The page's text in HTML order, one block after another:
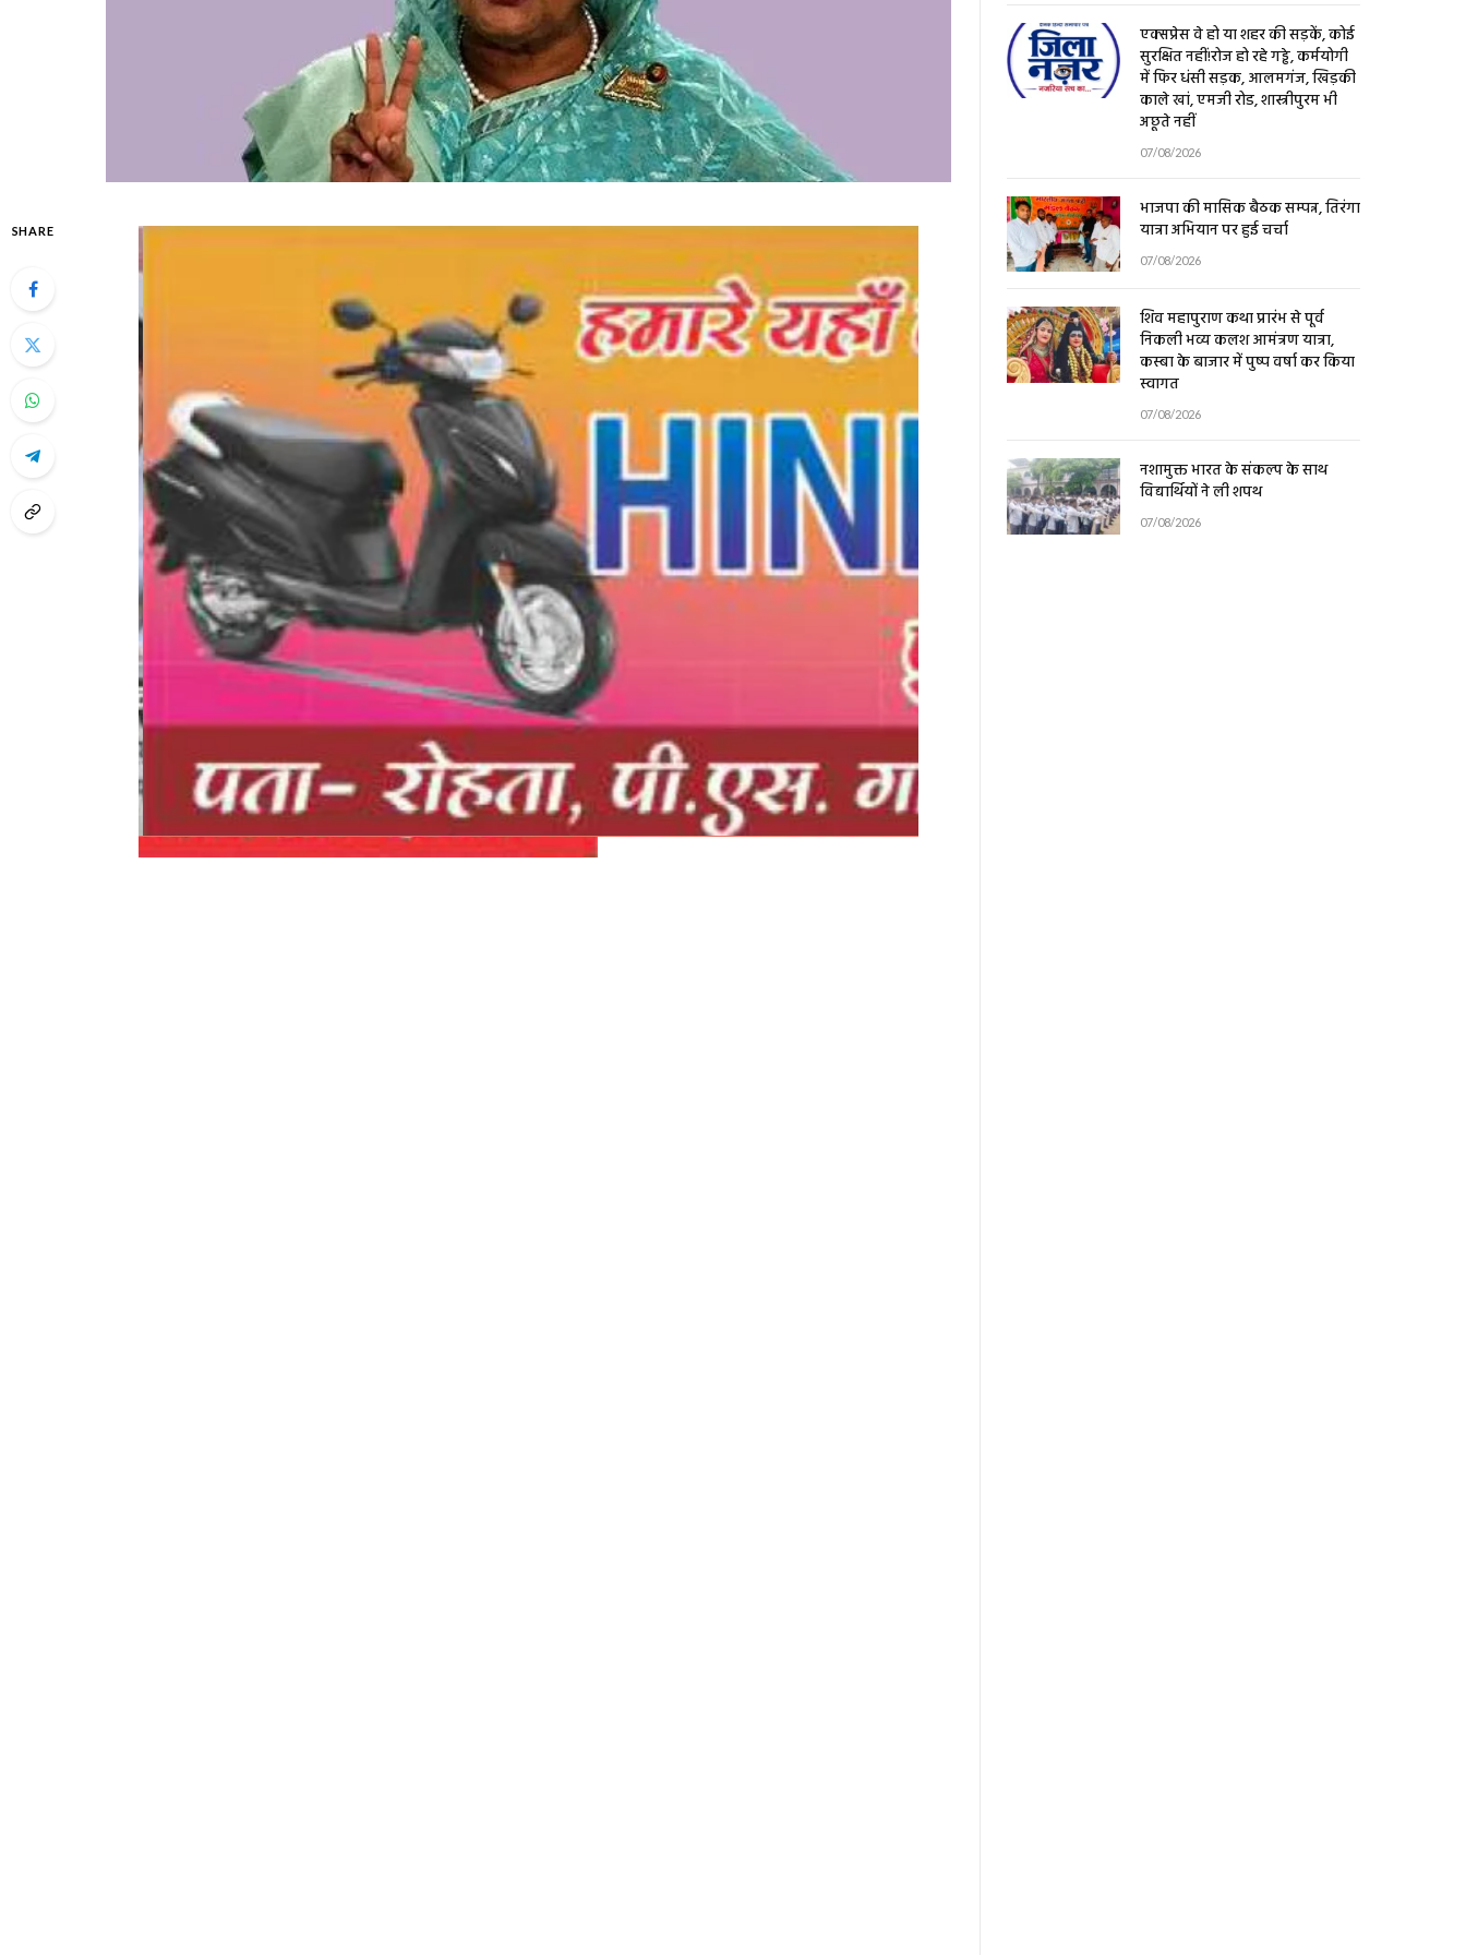
SHARE
एक्सप्रेस वे हो या शहर की सड़कें, कोई
सुरक्षित नहीं!रोज हो रहे गड्ढे, कर्मयोगी
में फिर धंसी सड़क, आलमगंज, खिड़की
काले खां, एमजी रोड, शास्त्रीपुरम भी
अछूते नहीं
07/08/2026
भाजपा की मासिक बैठक सम्पन्न, तिरंगा
यात्रा अभियान पर हुई चर्चा
07/08/2026
शिव महापुराण कथा प्रारंभ से पूर्व
निकली भव्य कलश आमंत्रण यात्रा,
कस्बा के बाजार में पुष्प वर्षा कर किया
स्वागत
07/08/2026
नशामुक्त भारत के संकल्प के साथ
विद्यार्थियों ने ली शपथ
07/08/2026